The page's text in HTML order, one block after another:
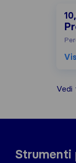
Strumenti